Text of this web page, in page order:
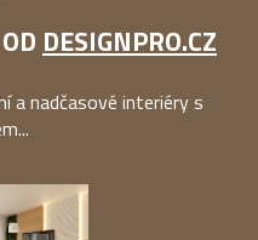
DESIGNPRO.CZ
a nadčasové interiéry s